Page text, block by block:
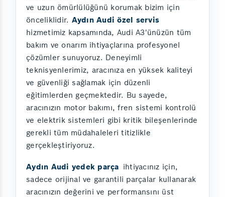
ve uzun ömürlülüğünü korumak bizim için
önceliklidir. Aydın Audi özel servis
hizmetimiz kapsamında, Audi A3'ünüzün tüm
bakım ve onarım ihtiyaçlarına profesyonel
çözümler sunuyoruz. Deneyimli
teknisyenlerimiz, aracınıza en yüksek kaliteyi
ve güvenliği sağlamak için düzenli
eğitimlerden geçmektedir. Bu sayede,
aracınızın motor bakımı, fren sistemi kontrolü
ve elektrik sistemleri gibi kritik bileşenlerinde
gerekli tüm müdahaleleri titizlikle
gerçekleştiriyoruz.
Aydın Audi yedek parça ihtiyacınız için,
sadece orijinal ve garantili parçalar kullanarak
aracınızın değerini ve performansını üst